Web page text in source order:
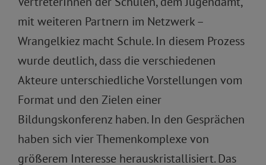
mit weiteren Partnern im Netzwerk –
Wrangelkiez macht Schule. In diesem Prozess
wurde deutlich, dass die verschiedenen
Akteure unterschiedliche Vorstellungen vom
Format und den Zielen einer
Bildungskonferenz haben. In den Gesprächen
haben sich vier Themenkomplexe von
größerem Interesse herauskristallisiert. Das